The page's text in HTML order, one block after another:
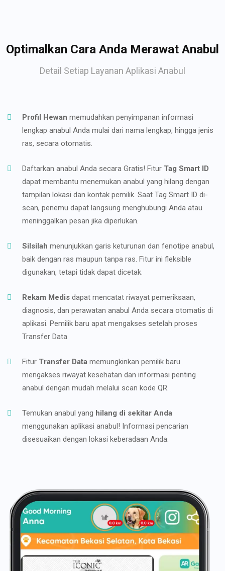
Optimalkan Cara Anda Merawat Anabul
Detail Setiap Layanan Aplikasi Anabul
Profil Hewan memudahkan penyimpanan informasi
lengkap anabul Anda mulai dari nama lengkap, hingga jenis
ras, secara otomatis.
Daftarkan anabul Anda secara Gratis! Fitur Tag Smart ID
dapat membantu menemukan anabul yang hilang dengan
tampilan lokasi dan kontak pemilik. Saat Tag Smart ID di-
scan, penemu dapat langsung menghubungi Anda atau
meninggalkan pesan jika diperlukan.
Silsilah menunjukkan garis keturunan dan fenotipe anabul,
baik dengan ras maupun tanpa ras. Fitur ini fleksible
digunakan, tetapi tidak dapat dicetak.
Rekam Medis dapat mencatat riwayat pemeriksaan,
diagnosis, dan perawatan anabul Anda secara otomatis di
aplikasi. Pemilik baru apat mengakses setelah proses
Transfer Data
Fitur Transfer Data memungkinkan pemilik baru
mengakses riwayat kesehatan dan informasi penting
anabul dengan mudah melalui scan kode QR.
Temukan anabul yang hilang di sekitar Anda
menggunakan aplikasi anabul! Informasi pencarian
disesuaikan dengan lokasi keberadaan Anda.